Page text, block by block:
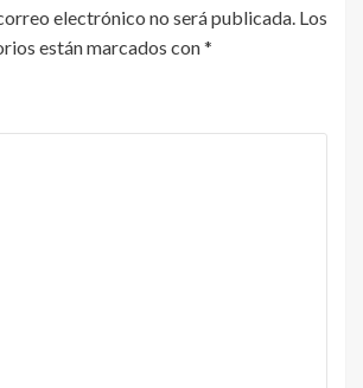
electrónico no será publicada. Los
están marcados con*